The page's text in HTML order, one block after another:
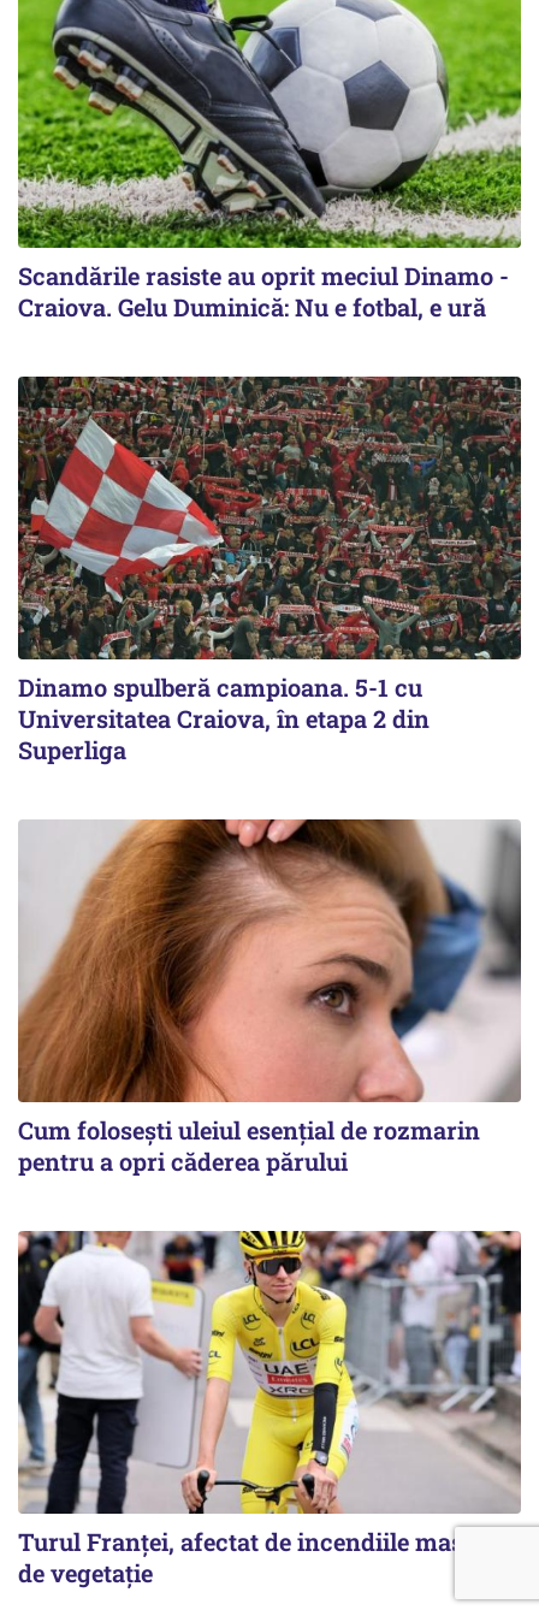
Scandările rasiste au oprit meciul Dinamo -
Craiova. Gelu Duminică: Nu e fotbal, e ură
Dinamo spulberă campioana. 5-1 cu
Universitatea Craiova, în etapa 2 din
Superliga
Cum folosești uleiul esențial de rozmarin
pentru a opri căderea părului
Turul Franţei, afectat de incendiile masive
de vegetaţie